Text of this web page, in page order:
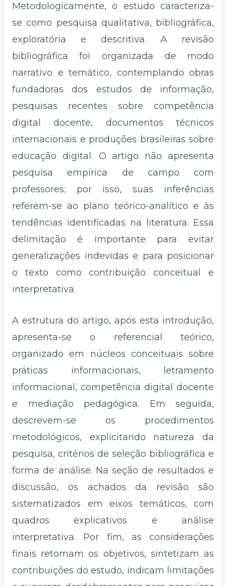
Metodologicamente, o estudo caracteriza-
se como pesquisa qualitativa, bibliográfica,
exploratória e descritiva. A revisão
bibliográfica foi organizada de modo
narrativo e temático, contemplando obras
fundadoras dos estudos de informação,
pesquisas recentes sobre competência
digital docente, documentos técnicos
internacionais e produções brasileiras sobre
educação digital. O artigo não apresenta
pesquisa empírica de campo com
professores; por isso, suas inferências
referem-se ao plano teórico-analítico e às
tendências identificadas na literatura. Essa
delimitação é importante para evitar
generalizações indevidas e para posicionar
o texto como contribuição conceitual e
interpretativa.
A estrutura do artigo, após esta introdução,
apresenta-se o referencial teórico,
organizado em núcleos conceituais sobre
práticas informacionais, letramento
informacional, competência digital docente
e mediação pedagógica. Em seguida,
descrevem-se os procedimentos
metodológicos, explicitando natureza da
pesquisa, critérios de seleção bibliográfica e
forma de análise. Na seção de resultados e
discussão, os achados da revisão são
sistematizados em eixos temáticos, com
quadros explicativos e análise
interpretativa. Por fim, as considerações
finais retomam os objetivos, sintetizam as
contribuições do estudo, indicam limitações